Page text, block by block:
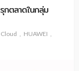
กตลาดในกลุ่ม
Cloud
HUAWEI